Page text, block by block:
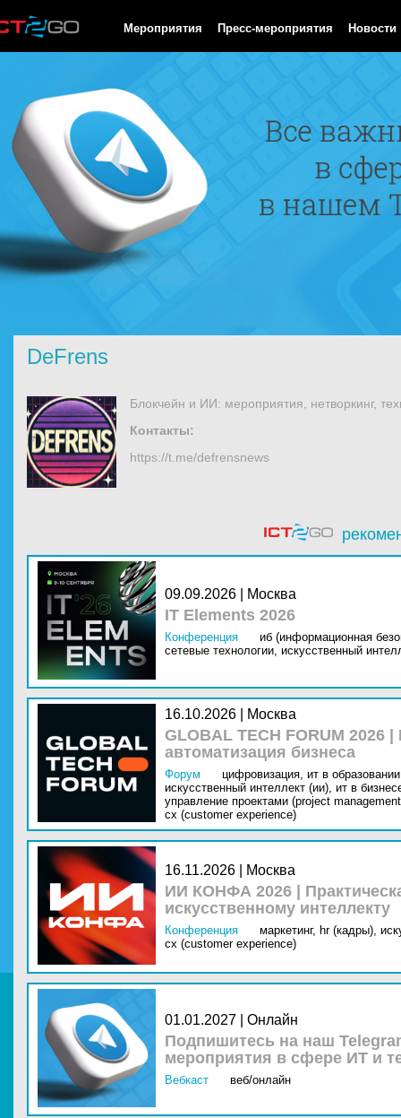
Мероприятия Пресс-мероприятия Новости
DeFrens
Блокчейн и ИИ: мероприятия, нетворкинг,
Контакты:
https://t.me/defrensnews
09.09.2026 | Москва
IT Elements 2026
Конференция
иб (информационная
сетевые технологии, искусственный
16.10.2026 | Москва
GLOBAL TECH FORUM
автоматизация бизнеса
Форум цифровизация, ит в
искусственный интеллект (ии), ит в
управление проектами (project
cx (customer experience)
16.11.2026 | Москва
ИИ КОНФА 2026 |
искусственному интеллекту
Конференция маркетинг, hr (кадры),
cx (customer experience)
01.01.2027 | Онлайн
Подпишитесь на наш
мероприятия в сфере ИТ и
Вебкаст веб/онлайн